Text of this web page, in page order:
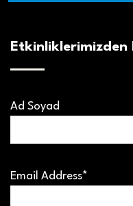
Ad Soyad
Email Address*